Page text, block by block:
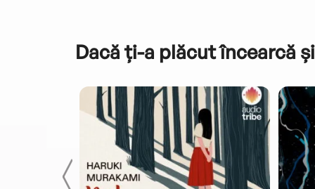
Dacă ți-a plăcut încearcă și